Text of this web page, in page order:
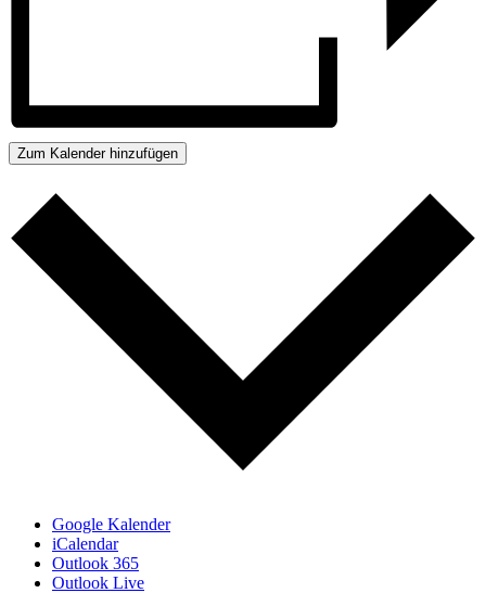
Zum Kalender hinzufügen
Google Kalender
iCalendar
Outlook 365
Outlook Live